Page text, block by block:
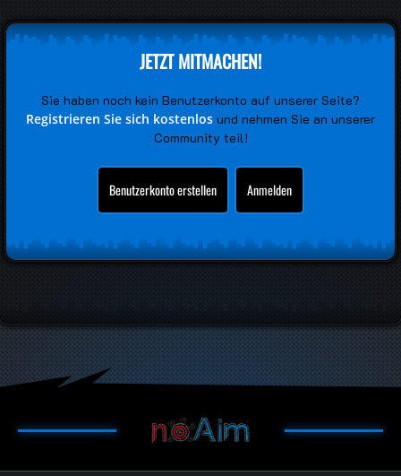
JETZT MITMACHEN!
Sie haben noch kein Benutzerkonto auf unserer Seite?
Registrieren Sie sich kostenlos und nehmen Sie an unserer
Community teil!
Benutzerkonto erstellen Anmelden